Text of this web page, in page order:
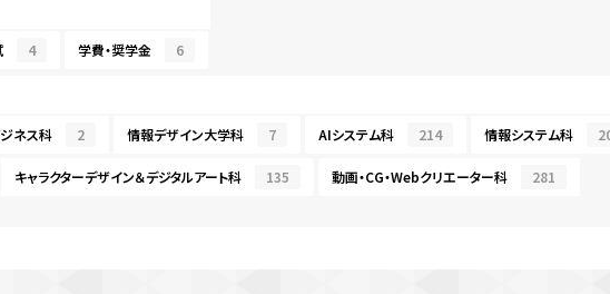
4 学費・奨学金 6
ネス科 2 情報デザイン大学科 7 AIシステム科 214 情報システム科
キャラクターデザイン＆デジタルアート科 135 動画・CG・Webクリエーター科 281